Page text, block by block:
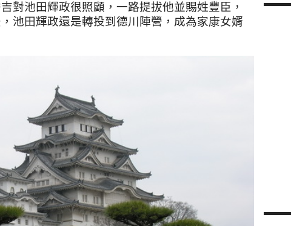
對池田輝政很照顧，一路提拔他並賜姓豐臣，
池田輝政還是轉投到德川陣營，成為家康女婿